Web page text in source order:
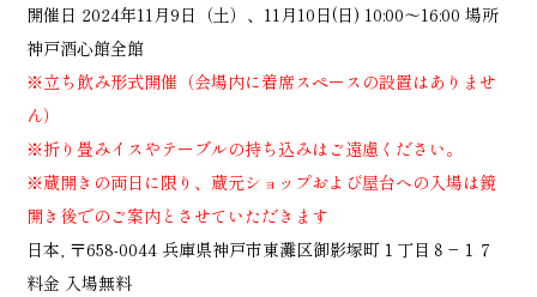
開催日 2024年11月9日（土）、11月10日(日) 10:00～16:00 場所
神戸酒心館全館
※立ち飲み形式開催（会場内に着席スペースの設置はありませ
ん）
※折り畳みイスやテーブルの持ち込みはご遠慮ください。
※蔵開きの両日に限り、蔵元ショップおよび屋台への入場は鏡
開き後でのご案内とさせていただきます
日本, 〒658-0044 兵庫県神戸市東灘区御影塚町１丁目８−１７
料金 入場無料